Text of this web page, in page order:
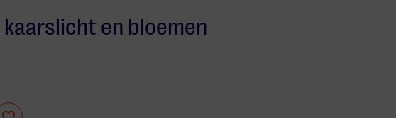
en bloemen